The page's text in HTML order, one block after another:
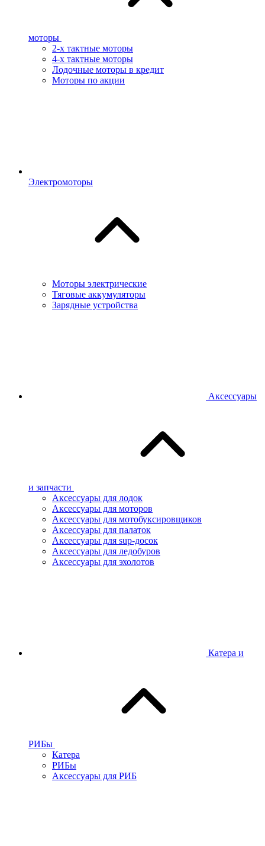
моторы
2-х тактные моторы
4-х тактные моторы
Лодочные моторы в кредит
Моторы по акции
Электромоторы
Моторы электрические
Тяговые аккумуляторы
Зарядные устройства
Аксессуары
и запчасти
Аксессуары для лодок
Аксессуары для моторов
Аксессуары для мотобуксировщиков
Аксессуары для палаток
Аксессуары для sup-досок
Аксессуары для ледобуров
Аксессуары для эхолотов
Катера и
РИБы
Катера
РИБы
Аксессуары для РИБ